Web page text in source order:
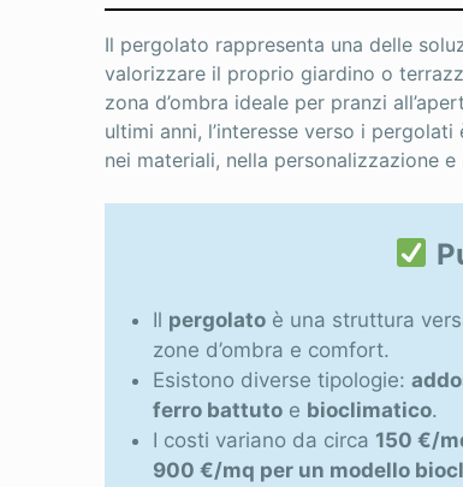
Il pergolato rappresenta una delle
valorizzare il proprio giardino o
zona d’ombra ideale per pranzi
ultimi anni, l’interesse verso i
nei materiali, nella personalizzazione
Il pergolato è una struttura
zone d’ombra e comfort.
Esistono diverse tipologie:
ferro battuto e bioclimatico.
I costi variano da circa 150 €/
900 €/mq per un modello